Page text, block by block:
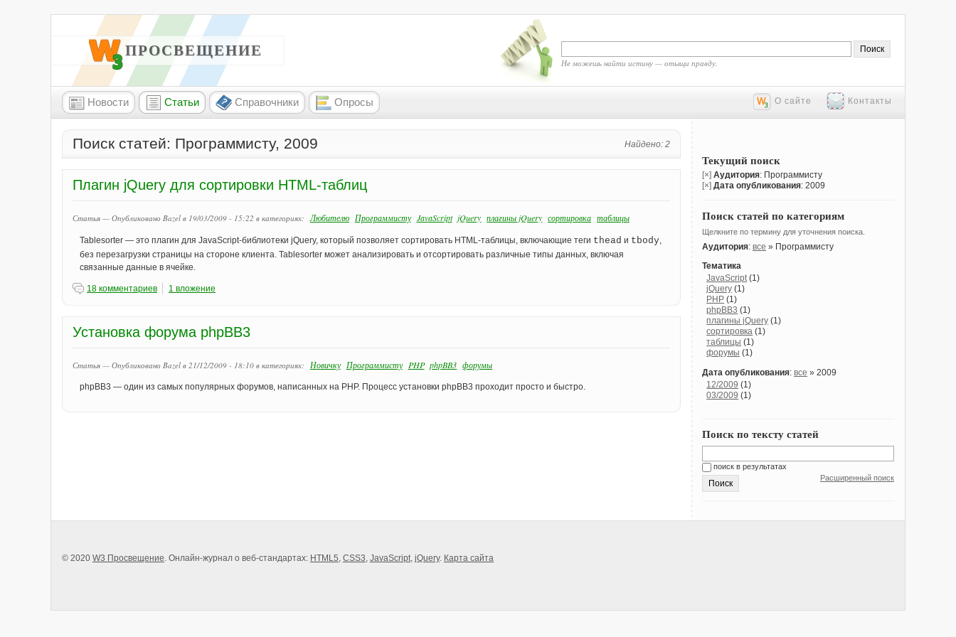
W3 ПРОСВЕЩЕНИЕ
Не можешь найти истину — отыщи правду.
Новости Статьи Справочники Опросы О сайте Контакты
Поиск статей: Программисту, 2009 Найдено: 2
Плагин jQuery для сортировки HTML-таблиц
Статья — Опубликовано Bazel в 19/03/2009 - 15:22 в категориях: Любителю Программисту JavaScript jQuery плагины jQuery сортировка таблицы
Tablesorter — это плагин для JavaScript-библиотеки jQuery, который позволяет сортировать HTML-таблицы, включающие теги thead и tbody
без перезагрузки страницы на стороне клиента. Tablesorter может анализировать и отсортировать различные типы данных, включая
связанные данные в ячейке.
18 комментариев 1 вложение
Установка форума phpBB3
Статья — Опубликовано Bazel в 21/12/2009 - 18:10 в категориях: Новичку Программисту PHP phpBB3 форумы
phpBB3 — один из самых популярных форумов, написанных на PHP. Процесс установки phpBB3 проходит просто и быстро.
Текущий поиск
[×] Аудитория: Программисту
[×] Дата опубликования: 2009
Поиск статей по категориям
Щелкните по термину для уточнения поиска.
Аудитория: все » Программисту
Тематика
JavaScript(1)
jQuery (1)
PHP (1)
phpBB3 (1)
плагины jQuery (1)
сортировка (1)
таблицы (1)
форумы (1)
Дата опубликования: все » 2009
12/2009 (1)
03/2009 (1)
Поиск по тексту статей
поиск в результатах
Расширенный поиск
© 2020 W3 Просвещение. Онлайн-журнал о веб-стандартах: HTML5, CSS3, JavaScript, jQuery. Карта сайта